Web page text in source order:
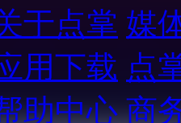
于点掌 媒
用下载 点
助中心 商